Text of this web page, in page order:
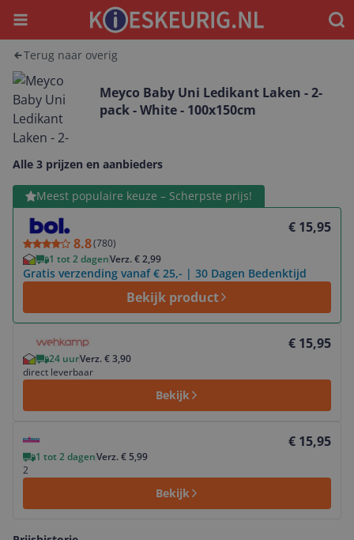
Menu
Terug naar overig
Meyco Baby Uni Ledikant Laken - 2-
pack - White - 100x150cm
Alle 3 prijzen en aanbieders
Meest populaire keuze – Scherpste prijs!
8.8(780)
€ 15,95
1 tot 2 dagenVerz. € 2,99
Gratis verzending vanaf € 25,- | 30 Dagen Bedenktijd
Bekijk product
Bekijk product
€ 15,95
24 uurVerz. € 3,90
direct leverbaar
Bekijk
€ 15,95
1 tot 2 dagenVerz. € 5,99
2
Bekijk